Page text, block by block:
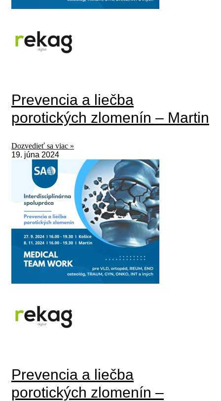
Prevencia a liečba
porotických zlomenín – Martin
Dozvedieť sa viac »
19. júna 2024
Prevencia a liečba
porotických zlomenín –